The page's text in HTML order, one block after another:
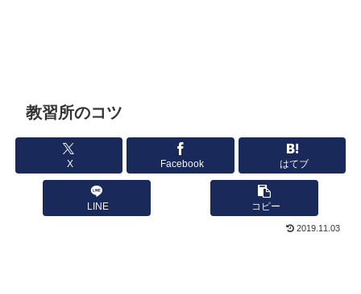
教習所のコツ
X Facebook はてブ
LINE コピー
2019.11.03